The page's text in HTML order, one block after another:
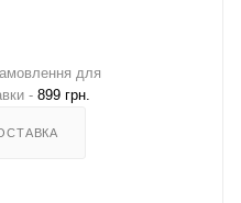
для
- 899 грн.